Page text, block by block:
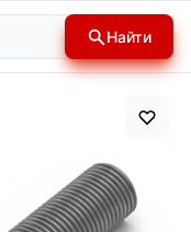
Найти